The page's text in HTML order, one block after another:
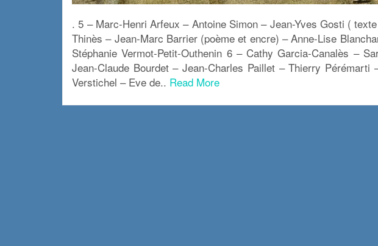
. 5 – Marc-Henri Arfeux – Antoine Simon – Jean-Yves Gosti (
Thinès – Jean-Marc Barrier (poème et encre) – Anne-Lise
Stéphanie Vermot-Petit-Outhenin 6 – Cathy Garcia-Canalès –
Jean-Claude Bourdet – Jean-Charles Paillet – Thierry
Verstichel – Eve de.. Read More